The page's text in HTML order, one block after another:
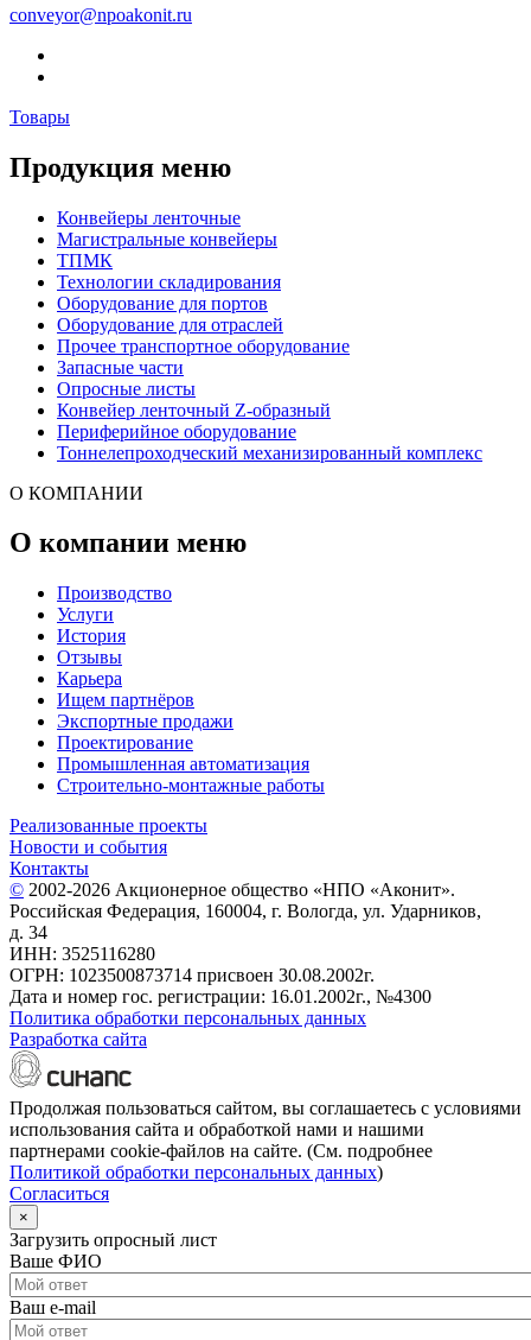
conveyor@npoakonit.ru
Товары
Продукция меню
Конвейеры ленточные
Магистральные конвейеры
ТПМК
Технологии складирования
Оборудование для портов
Оборудование для отраслей
Прочее транспортное оборудование
Запасные части
Опросные листы
Конвейер ленточный Z-образный
Периферийное оборудование
Тоннелепроходческий механизированный комплекс
О КОМПАНИИ
О компании меню
Производство
Услуги
История
Отзывы
Карьера
Ищем партнёров
Экспортные продажи
Проектирование
Промышленная автоматизация
Строительно-монтажные работы
Реализованные проекты
Новости и события
Контакты
© 2002-2026 Акционерное общество «НПО «Аконит».
Российская Федерация, 160004, г. Вологда, ул. Ударников,
д. 34
ИНН: 3525116280
ОГРН: 1023500873714 присвоен 30.08.2002г.
Дата и номер гос. регистрации: 16.01.2002г., №4300
Политика обработки персональных данных
Разработка сайта
Продолжая пользоваться сайтом, вы соглашаетесь с условиями
использования сайта и обработкой нами и нашими
партнерами cookie-файлов на сайте. (См. подробнее
Политикой обработки персональных данных)
Согласиться
×
Загрузить опросный лист
Ваше ФИО
Ваш e-mail